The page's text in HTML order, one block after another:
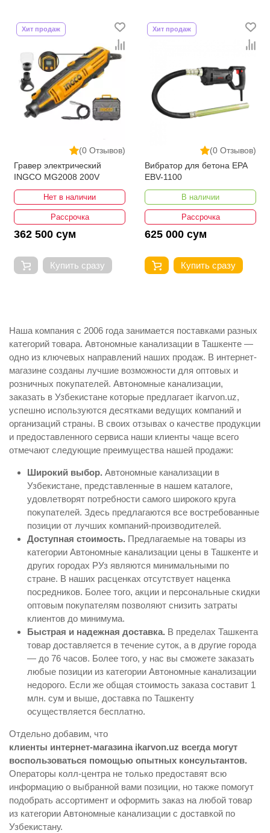
(0 Отзывов)
Хит продаж
Гравер электрический
INGCO MG2008 200V
Нет в наличии
Рассрочка
362 500 сум
Купить сразу
(0 Отзывов)
Хит продаж
Вибратор для бетона EPA
EBV-1100
В наличии
Рассрочка
625 000 сум
Купить сразу
Наша компания с 2006 года занимается поставками разных
категорий товара. Автономные канализации в Ташкенте —
одно из ключевых направлений наших продаж. В интернет-
магазине созданы лучшие возможности для оптовых и
розничных покупателей. Автономные канализации,
заказать в Узбекистане которые предлагает ikarvon.uz,
успешно используются десятками ведущих компаний и
организаций страны. В своих отзывах о качестве продукции
и предоставленного сервиса наши клиенты чаще всего
отмечают следующие преимущества нашей продажи:
Широкий выбор. Автономные канализации в
Узбекистане, представленные в нашем каталоге,
удовлетворят потребности самого широкого круга
покупателей. Здесь предлагаются все востребованные
позиции от лучших компаний-производителей.
Доступная стоимость. Предлагаемые на товары из
категории Автономные канализации цены в Ташкенте и
других городах РУз являются минимальными по
стране. В наших расценках отсутствует наценка
посредников. Более того, акции и персональные скидки
оптовым покупателям позволяют снизить затраты
клиентов до минимума.
Быстрая и надежная доставка. В пределах Ташкента
товар доставляется в течение суток, а в другие города
— до 76 часов. Более того, у нас вы сможете заказать
любые позиции из категории Автономные канализации
недорого. Если же общая стоимость заказа составит 1
млн. сум и выше, доставка по Ташкенту
осуществляется бесплатно.
Отдельно добавим, что
клиенты интернет-магазина ikarvon.uz всегда могут
воспользоваться помощью опытных консультантов.
Операторы колл-центра не только предоставят всю
информацию о выбранной вами позиции, но также помогут
подобрать ассортимент и оформить заказ на любой товар
из категории Автономные канализации с доставкой по
Узбекистану.